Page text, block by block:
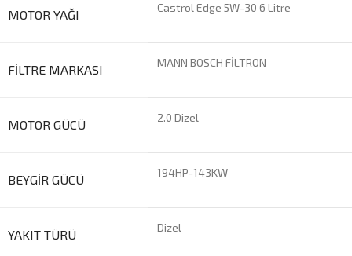
MOTOR YAĞI Castrol Edge 5W-30 6 Litre
FILTRE MARKASI MANN BOSCH FİLTRON
MOTOR GÜCÜ 2.0 Dizel
BEYGIR GÜCÜ 194HP-143KW
YAKIT TÜRÜ Dizel